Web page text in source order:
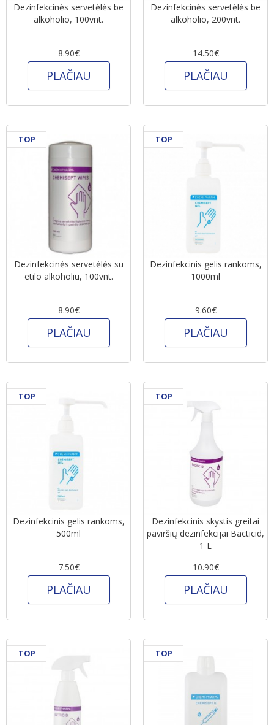
Dezinfekcinės servetėlės be
alkoholio, 100vnt.
8.90€
PLAČIAU
Dezinfekcinės servetėlės be
alkoholio, 200vnt.
14.50€
PLAČIAU
Dezinfekcinės servetėlės su
etilo alkoholiu, 100vnt.
8.90€
PLAČIAU
TOP
Dezinfekcinis gelis rankoms,
1000ml
9.60€
PLAČIAU
TOP
Dezinfekcinis gelis rankoms,
500ml
7.50€
PLAČIAU
TOP
Dezinfekcinis skystis greitai
paviršių dezinfekcijai Bacticid,
1 L
10.90€
PLAČIAU
TOP
TOP TOP